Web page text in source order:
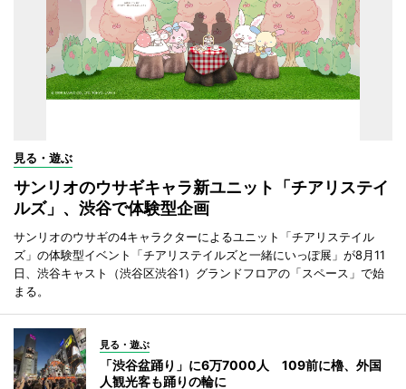
見る・遊ぶ
サンリオのウサギキャラ新ユニット「チアリステイ
ルズ」、渋谷で体験型企画
サンリオのウサギの4キャラクターによるユニット「チアリステイル
ズ」の体験型イベント「チアリステイルズと一緒にいっぽ展」が8月11
日、渋谷キャスト（渋谷区渋谷1）グランドフロアの「スペース」で始
まる。
見る・遊ぶ
「渋谷盆踊り」に6万7000人 109前に櫓、外国
人観光客も踊りの輪に